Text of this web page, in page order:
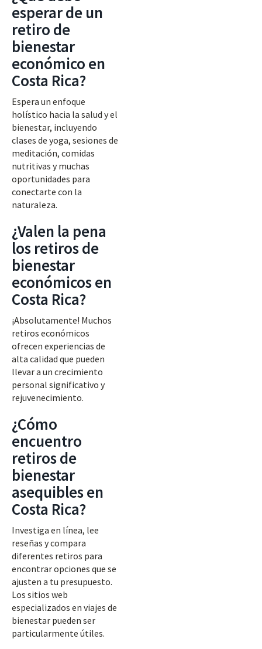
esperar de un
retiro de
bienestar
económico en
Costa Rica?
Espera un enfoque
holístico hacia la salud y el
bienestar, incluyendo
clases de yoga, sesiones de
meditación, comidas
nutritivas y muchas
oportunidades para
conectarte con la
naturaleza.
¿Valen la pena
los retiros de
bienestar
económicos en
Costa Rica?
¡Absolutamente! Muchos
retiros económicos
ofrecen experiencias de
alta calidad que pueden
llevar a un crecimiento
personal significativo y
rejuvenecimiento.
¿Cómo
encuentro
retiros de
bienestar
asequibles en
Costa Rica?
Investiga en línea, lee
reseñas y compara
diferentes retiros para
encontrar opciones que se
ajusten a tu presupuesto.
Los sitios web
especializados en viajes de
bienestar pueden ser
particularmente útiles.